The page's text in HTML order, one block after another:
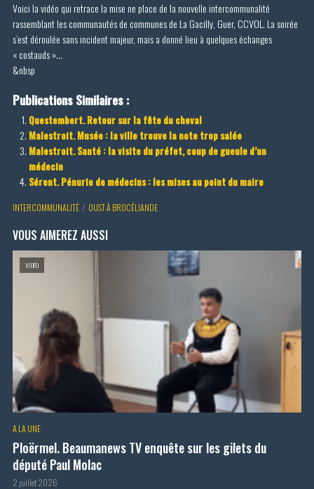
Voici la vidéo qui retrace la mise ne place de la nouvelle intercommunalité
rassemblant les communautés de communes de La Gacilly, Guer, CCVOL. La soirée
s’est déroulée sans incident majeur, mais a donné lieu à quelques échanges
« costauds »…
&nbsp
Publications Similaires :
Questembert. Retour sur la fête du cheval
Malestroit. Musée : la ville trouve la note trop salée
Malestroit. Santé : la visite du préfet, coup de gueule d’un
médecin
Sérent. Pénurie de médecins : les mises au point du maire
INTERCOMMUNALITÉ OUST À BROCÉLIANDE
VOUS AIMEREZ AUSSI
VIDÉO
A LA UNE
Ploërmel. Beaumanews TV enquête sur les gilets du
député Paul Molac
2 juillet 2026